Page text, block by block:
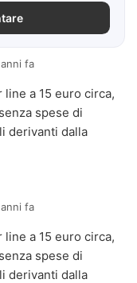
fa
a 15 euro circa,
spese di
derivanti dalla
fa
a 15 euro circa,
spese di
derivanti dalla